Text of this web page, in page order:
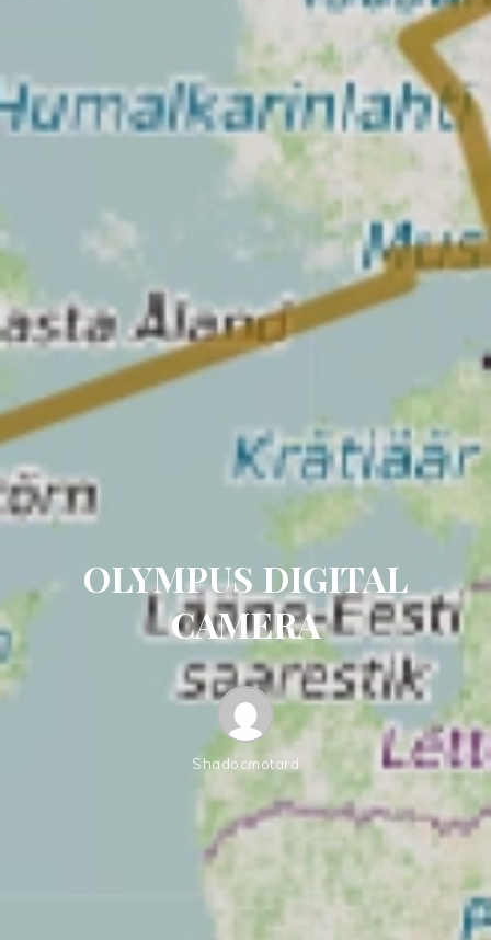
OLYMPUS DIGITAL
CAMERA
Shadocmotard